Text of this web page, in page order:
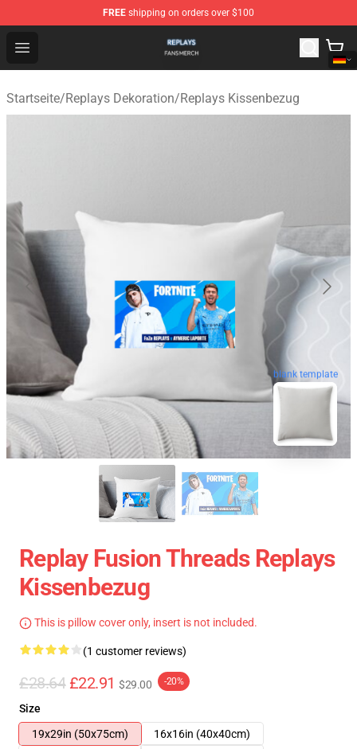
FREE shipping on orders over $100
Open menu
Replays Shop - Official Replays Merchandise Store
Startseite/Replays Dekoration/Replays Kissenbezug
blank template
Replay Fusion Threads Replays
Kissenbezug
This is pillow cover only, insert is not included.
(1 customer reviews)
£28.64 £22.91 $29.00 -20%
Size
19x29in (50x75cm)
16x16in (40x40cm)